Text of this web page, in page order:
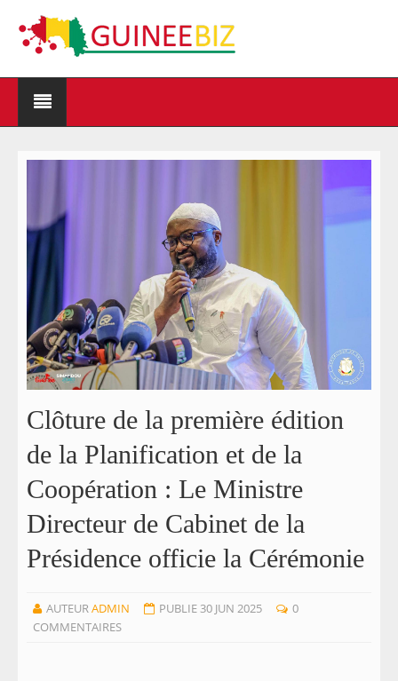
Clôture de la première édition
de la Planification et de la
Coopération : Le Ministre
Directeur de Cabinet de la
Présidence officie la Cérémonie
AUTEURADMIN PUBLIE 30 JUN 2025
0
COMMENTAIRES